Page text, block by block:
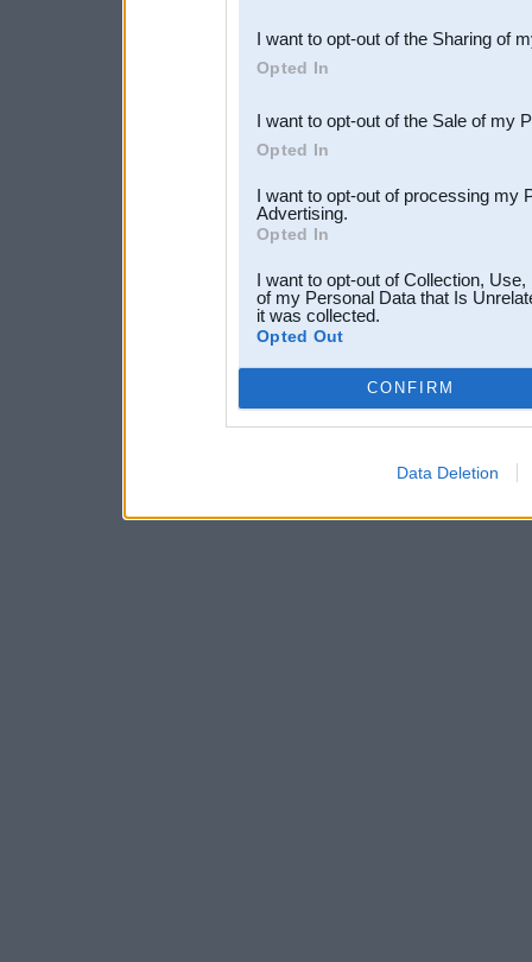
Downstream Participants
third parties.
I want to opt-out of the Sharing of
Opted In
I want to opt-out of the Sale of my
Opted In
I want to opt-out of processing my
Advertising.
Opted In
I want to opt-out of Collection,
of my Personal Data that Is
it was collected.
Opted Out
CONFIRM
Data Deletion